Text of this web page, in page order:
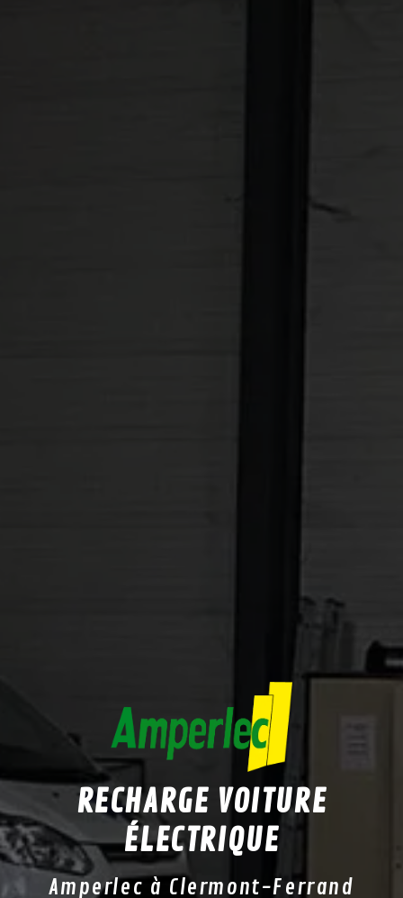
RECHARGE VOITURE
ÉLECTRIQUE
Amperlec à Clermont-Ferrand